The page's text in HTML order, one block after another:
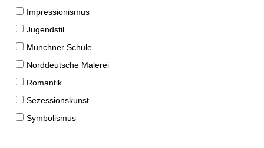
Impressionismus
Jugendstil
Münchner Schule
Norddeutsche Malerei
Romantik
Sezessionskunst
Symbolismus